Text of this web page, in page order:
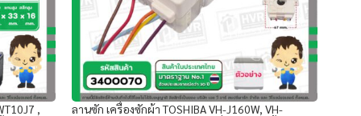
,
ลานซัก เครื่องซักผ้า TOSHIBA VH-J160W, VH-